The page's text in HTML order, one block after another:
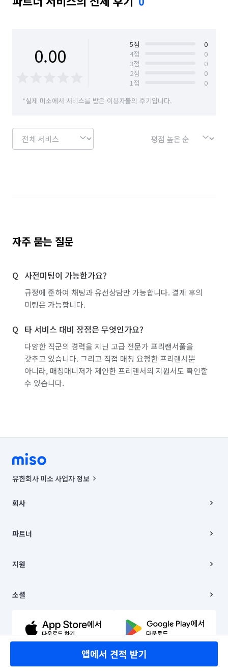
0.00 5점
0
4점
0
3점
0
2점
0
1점
0
*실제 미소에서 서비스를 받은 이용자들의 후기입니다.
자주 묻는 질문
사전미팅이 가능한가요?
규정에 준하여 채팅과 유선상담만 가능합니다. 결제 후의
미팅은 가능합니다.
타 서비스 대비 장점은 무엇인가요?
다양한 직군의 경력을 지닌 고급 전문가 프리랜서풀을
갖추고 있습니다. 그리고 직접 매칭 요청한 프리랜서뿐
아니라, 매칭매니저가 제안한 프리랜서의 지원서도 확인할
수 있습니다.
앱에서 견적 받기
유한회사 미소 사업자 정보
00019 |
주소 | 본사: 서울특별시 종로구 율곡로 6(중학동, 트윈트리빌딩) B동 5층
컨택센터 : 서울특별시 종로구 수송동 율곡로 24, 7층, 8층 미소
상품, 상품정보, 거래에 관한 의무와 책임은 거래당사자에게 있습니다.
언론 보도 관련 문의:
© 유한회사 미소. Miso, Inc. All Rights Reserved.
회사
채용
파트너
이사
지원
이용약관
문의하기
소셜
유튜브